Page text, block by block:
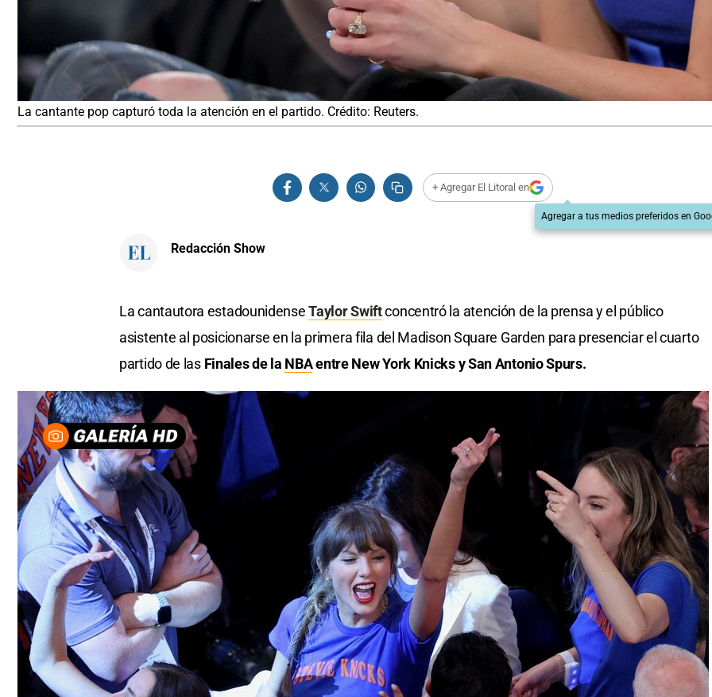
La cantante pop capturó toda la atención en el partido. Crédito: Reuters.
+ Agregar El Litoral en
Agregar a tus medios preferidos en
Redacción Show
La cantautora estadounidenseTaylor Swiftconcentró la atención de la prensa y el público
asistente al posicionarse en la primera fila del Madison Square Garden para presenciar el cuarto
partido de las Finales de la NBAentre New York Knicks y San Antonio Spurs.